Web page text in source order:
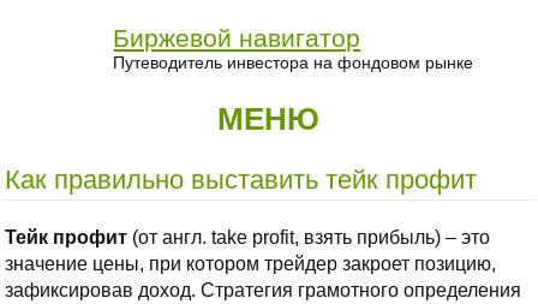
Биржевой навигатор
Путеводитель инвестора на фондовом рынке
МЕНЮ
Как правильно выставить тейк профит
Тейк профит (от англ. take profit, взять прибыль) – это
значение цены, при котором трейдер закроет позицию,
зафиксировав доход. Стратегия грамотного определения